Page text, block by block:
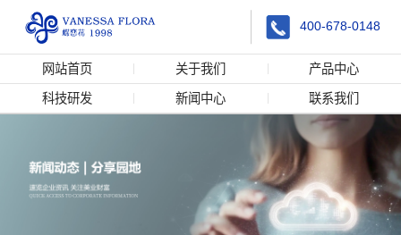
400-678-0148
网站首页 关于我们 产品中心
科技研发 新闻中心 联系我们